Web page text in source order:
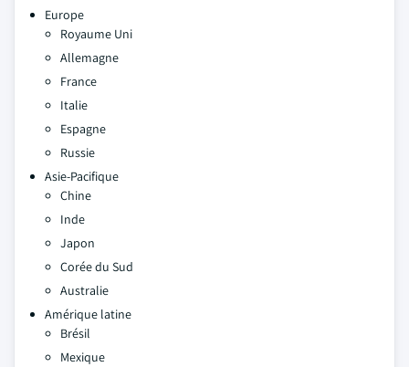
Europe
Royaume Uni
Allemagne
France
Italie
Espagne
Russie
Asie-Pacifique
Chine
Inde
Japon
Corée du Sud
Australie
Amérique latine
Brésil
Mexique